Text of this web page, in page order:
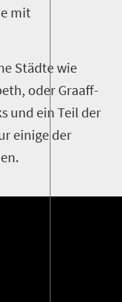
mit
Städte wie
oder Graaff-
und ein Teil der
einige der